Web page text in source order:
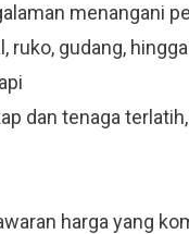
menangani
ruko, gudang,
dan tenaga
harga yang